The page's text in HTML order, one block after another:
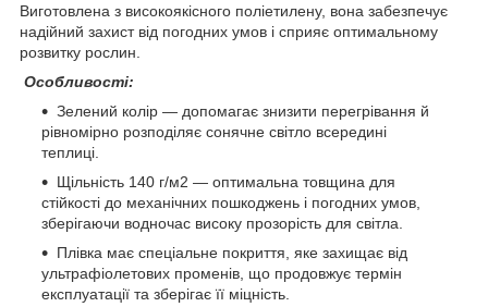
Виготовлена з високоякісного поліетилену, вона забезпечує
надійний захист від погодних умов і сприяє оптимальному
розвитку рослин.
Особливості:
Зелений колір — допомагає знизити перегрівання й
рівномірно розподіляє сонячне світло всередині
теплиці.
Щільність 140 г/м2 — оптимальна товщина для
стійкості до механічних пошкоджень і погодних умов,
зберігаючи водночас високу прозорість для світла.
Плівка має спеціальне покриття, яке захищає від
ультрафіолетових променів, що продовжує термін
експлуатації та зберігає її міцність.